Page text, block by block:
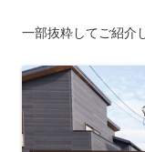
一部抜粋してご紹介